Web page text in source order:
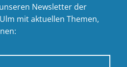
Newsletter der
mit aktuellen Themen,